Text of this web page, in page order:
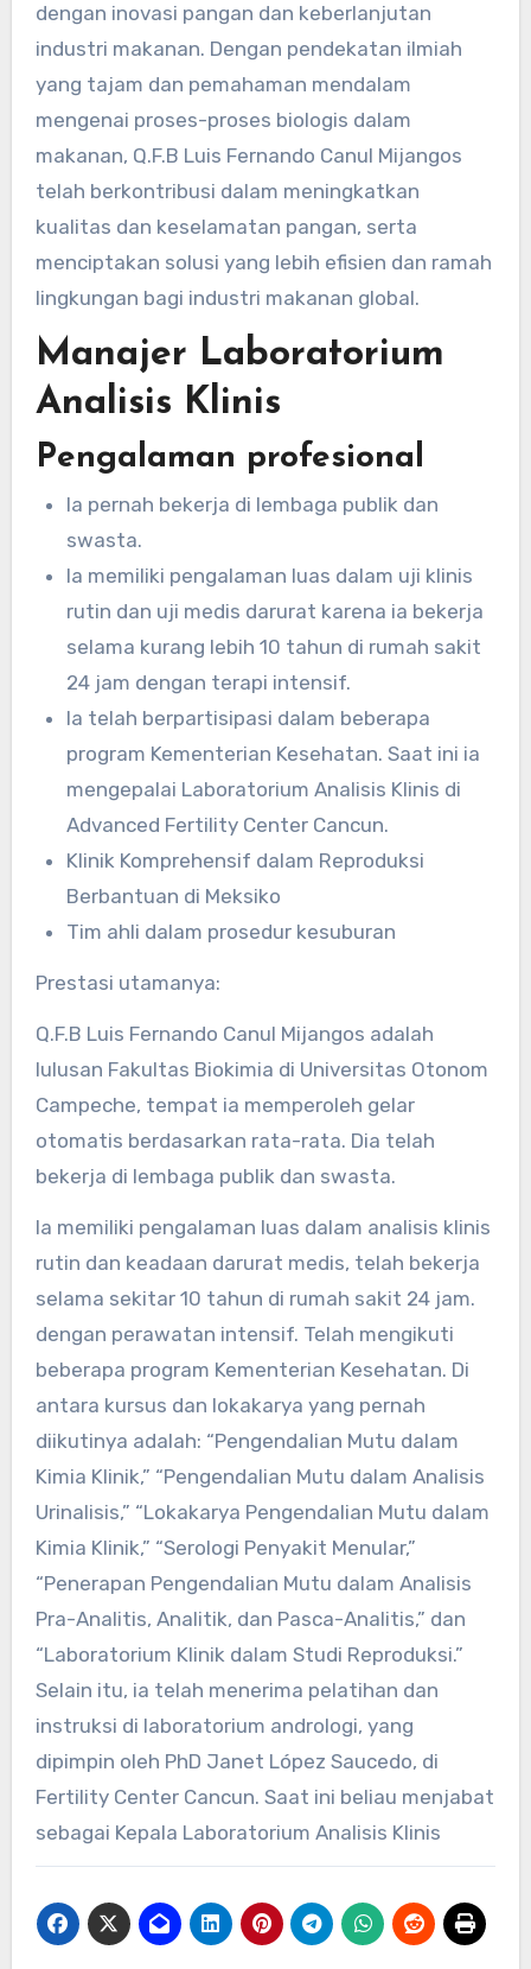
dengan inovasi pangan dan keberlanjutan
industri makanan. Dengan pendekatan ilmiah
yang tajam dan pemahaman mendalam
mengenai proses-proses biologis dalam
makanan, Q.F.B Luis Fernando Canul Mijangos
telah berkontribusi dalam meningkatkan
kualitas dan keselamatan pangan, serta
menciptakan solusi yang lebih efisien dan ramah
lingkungan bagi industri makanan global.
Manajer Laboratorium
Analisis Klinis
Pengalaman profesional
Ia pernah bekerja di lembaga publik dan
swasta.
Ia memiliki pengalaman luas dalam uji klinis
rutin dan uji medis darurat karena ia bekerja
selama kurang lebih 10 tahun di rumah sakit
24 jam dengan terapi intensif.
Ia telah berpartisipasi dalam beberapa
program Kementerian Kesehatan. Saat ini ia
mengepalai Laboratorium Analisis Klinis di
Advanced Fertility Center Cancun.
Klinik Komprehensif dalam Reproduksi
Berbantuan di Meksiko
Tim ahli dalam prosedur kesuburan
Prestasi utamanya:
Q.F.B Luis Fernando Canul Mijangos adalah
lulusan Fakultas Biokimia di Universitas Otonom
Campeche, tempat ia memperoleh gelar
otomatis berdasarkan rata-rata. Dia telah
bekerja di lembaga publik dan swasta.
Ia memiliki pengalaman luas dalam analisis klinis
rutin dan keadaan darurat medis, telah bekerja
selama sekitar 10 tahun di rumah sakit 24 jam.
dengan perawatan intensif. Telah mengikuti
beberapa program Kementerian Kesehatan. Di
antara kursus dan lokakarya yang pernah
diikutinya adalah: “Pengendalian Mutu dalam
Kimia Klinik,” “Pengendalian Mutu dalam Analisis
Urinalisis,” “Lokakarya Pengendalian Mutu dalam
Kimia Klinik,” “Serologi Penyakit Menular,”
“Penerapan Pengendalian Mutu dalam Analisis
Pra-Analitis, Analitik, dan Pasca-Analitis,” dan
“Laboratorium Klinik dalam Studi Reproduksi.”
Selain itu, ia telah menerima pelatihan dan
instruksi di laboratorium andrologi, yang
dipimpin oleh PhD Janet López Saucedo, di
Fertility Center Cancun. Saat ini beliau menjabat
sebagai Kepala Laboratorium Analisis Klinis